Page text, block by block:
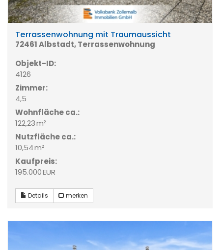
Terrassenwohnung mit Traumaussicht
72461 Albstadt, Terrassenwohnung
Objekt-ID:
4126
Zimmer:
4,5
Wohnfläche ca.:
122,23 m²
Nutzfläche ca.:
10,54 m²
Kaufpreis:
195.000 EUR
Details merken